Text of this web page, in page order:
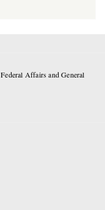
Affairs and General